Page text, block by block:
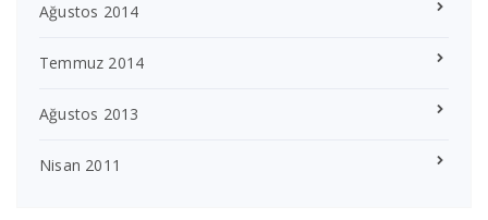
Ağustos 2014
Temmuz 2014
Ağustos 2013
Nisan 2011